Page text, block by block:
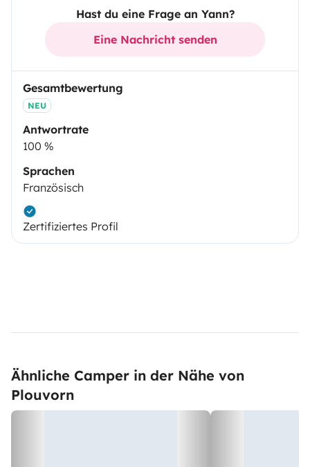
Hast du eine Frage an Yann?
Eine Nachricht senden
Gesamtbewertung
NEU
Antwortrate
100 %
Sprachen
Französisch
Zertifiziertes Profil
Ähnliche Camper in der Nähe von
Plouvorn